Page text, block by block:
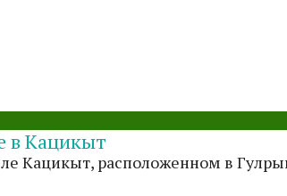
в Кацикыт
Кацикыт, расположенном в